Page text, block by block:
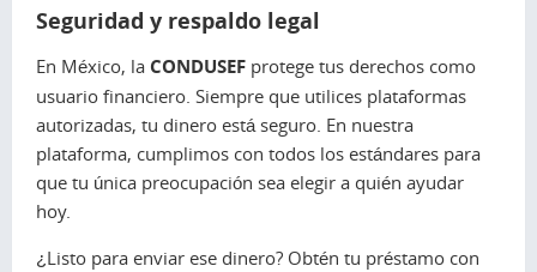
Seguridad y respaldo legal
En México, la CONDUSEF protege tus derechos como
usuario financiero. Siempre que utilices plataformas
autorizadas, tu dinero está seguro. En nuestra
plataforma, cumplimos con todos los estándares para
que tu única preocupación sea elegir a quién ayudar
hoy.
¿Listo para enviar ese dinero? Obtén tu préstamo con